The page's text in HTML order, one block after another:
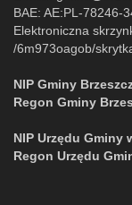
BAE: AE:PL-78246-
Elektroniczna
/6m973oagob/
NIP Gminy
Regon Gminy
NIP Urzędu Gminy
Regon Urzędu